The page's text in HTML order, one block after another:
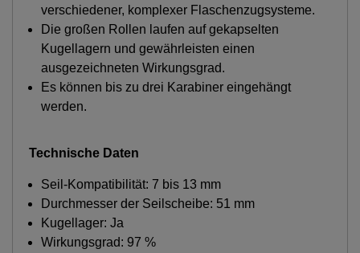
verschiedener, komplexer Flaschenzugsysteme.
Die großen Rollen laufen auf gekapselten
Kugellagern und gewährleisten einen
ausgezeichneten Wirkungsgrad.
Es können bis zu drei Karabiner eingehängt
werden.
Technische Daten
Seil-Kompatibilität: 7 bis 13 mm
Durchmesser der Seilscheibe: 51 mm
Kugellager: Ja
Wirkungsgrad: 97 %